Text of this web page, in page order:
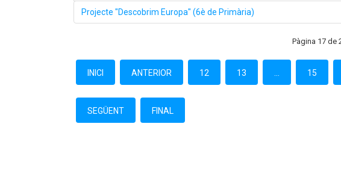
Projecte "Descobrim Europa" (6è de Primària)
Pàgina 17 de
INICI ANTERIOR 12 13 15
SEGÜENT FINAL